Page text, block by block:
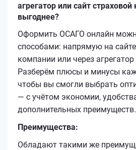
агрегатор или сайт
выгоднее?
Оформить ОСАГО онлайн
способами: напрямую на
компании или через агрегатор
Разберём плюсы и минусы
чтобы вы смогли выбрать
— с учётом экономии,
дополнительных преимуществ.
Преимущества:
Обладают такими же